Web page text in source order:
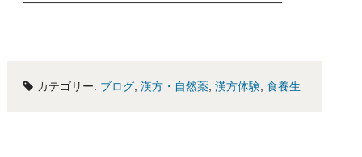
カテゴリー: ブログ, 漢方・自然薬, 漢方体験, 食養生